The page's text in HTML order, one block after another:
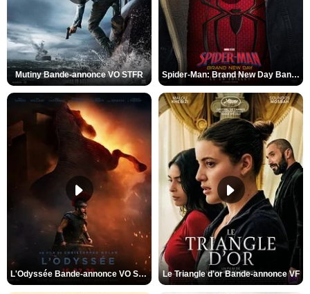
Mutiny Bande-annonce VO STFR Spider-Man: Brand New Day Bande-annonce VO STFR
L'Odyssée Bande-annonce VO STFR Le Triangle d'or Bande-annonce VF